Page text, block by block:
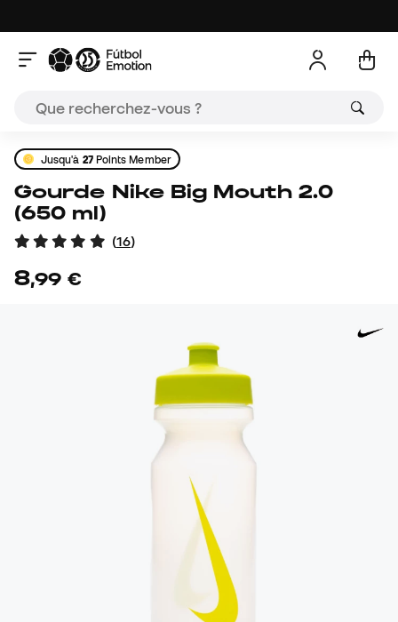
Jusqu'à 27Points Member
Gourde Nike Big Mouth 2.0
(650 ml)
(16)
8,99 €